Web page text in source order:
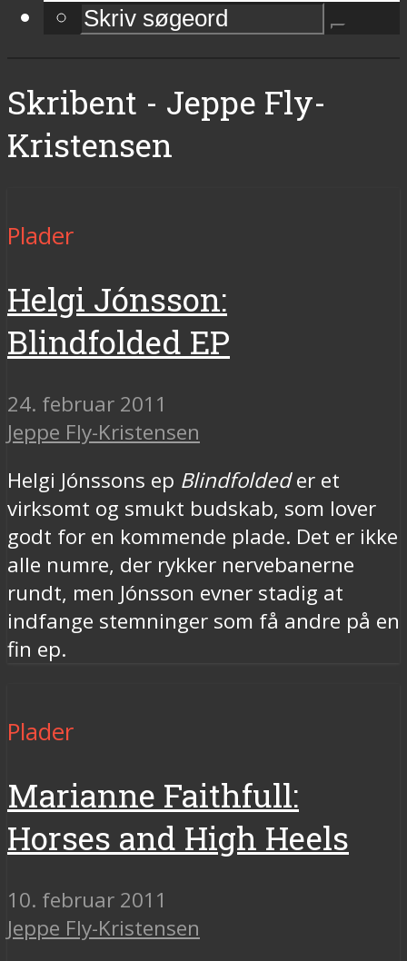
Skribent - Jeppe Fly-
Kristensen
Plader
Helgi Jónsson:
Blindfolded EP
24. februar 2011
Jeppe Fly-Kristensen
Helgi Jónssons ep Blindfoldeder et
virksomt og smukt budskab, som lover
godt for en kommende plade. Det er ikke
alle numre, der rykker nervebanerne
rundt, men Jónsson evner stadig at
indfange stemninger som få andre på en
fin ep.
Plader
Marianne Faithfull:
Horses and High Heels
10. februar 2011
Jeppe Fly-Kristensen